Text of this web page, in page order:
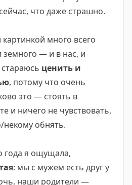
что даже страшно.
много всего
— и в нас, и
ценить и
, потому что очень
это — стоять в
и ничего не чувствовать,
некому обнять.
года я ощущала,
: мы с мужем есть друг у
наши родители —